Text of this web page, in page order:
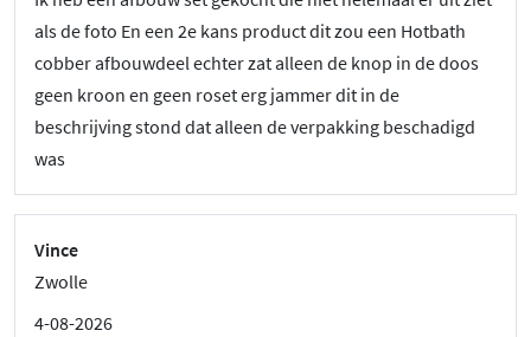
als de foto En een 2e kans product dit zou een Hotbath
cobber afbouwdeel echter zat alleen de knop in de doos
geen kroon en geen roset erg jammer dit in de
beschrijving stond dat alleen de verpakking beschadigd
was
Vince
Zwolle
4-08-2026